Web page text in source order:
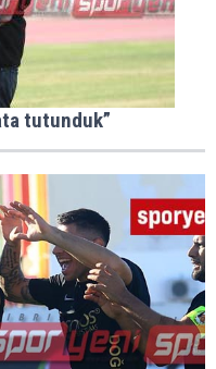
tutunduk”